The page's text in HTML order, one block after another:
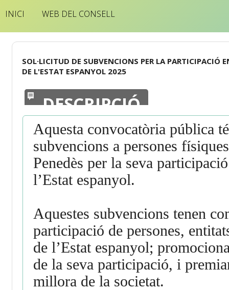
INICI WEB DEL CONSELL
SOL·LICITUD DE SUBVENCIONS PER LA PARTICIPACIÓ
DE L'ESTAT ESPANYOL 2025
DESCRIPCIÓ
Aquesta convocatòria pública
subvencions a persones
Penedès per la seva
l’Estat espanyol.
Aquestes subvencions tenen
participació de persones,
de l’Estat espanyol;
de la seva participació, i
millora de la societat.